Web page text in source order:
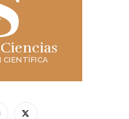
CIENTÍFICA